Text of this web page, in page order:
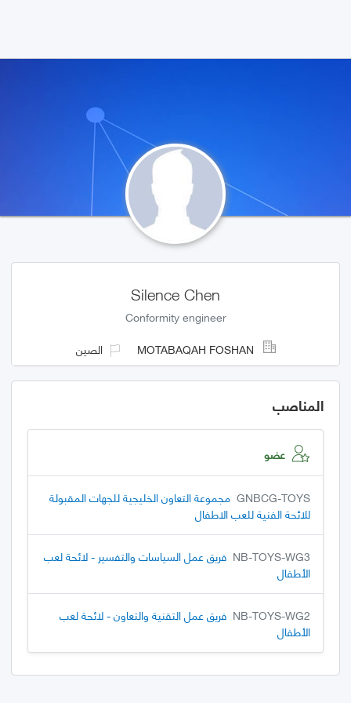
Silence Chen
Conformity engineer
الصين
المناصب
عضو
GNBCG-TOYS مجموعة التعاون الخليجية للجهات المقبولة
للائحة الفنية للعب الاطفال
NB-TOYS-WG3 فريق عمل السياسات والتفسير - لائحة لعب
الأطفال
NB-TOYS-WG2 فريق عمل التقنية والتعاون - لائحة لعب
الأطفال